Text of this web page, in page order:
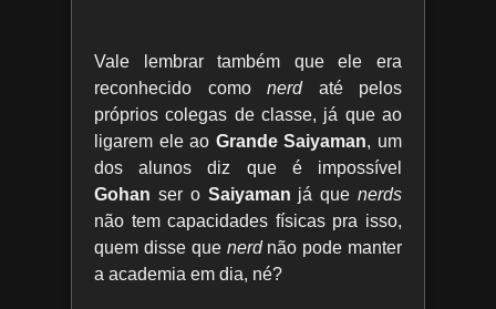
Vale lembrar também que ele era
reconhecido como nerdaté pelos
próprios colegas de classe, já que ao
ligarem ele ao Grande Saiyaman, um
dos alunos diz que é impossível
Gohan ser o Saiyaman já que nerds
não tem capacidades físicas pra isso,
quem disse que nerdnão pode manter
a academia em dia, né?